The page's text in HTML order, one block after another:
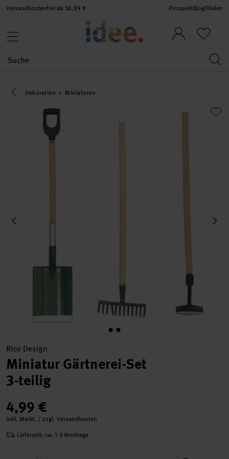
Versandkostenfrei ab 34,99 € ProspektBlogFilialen
Eine Kategorie zurück navigieren
Dekoration Miniaturen
Rico Design
Miniatur Gärtnerei-Set
3-teilig
4,99 €
inkl. MwSt. / zzgl. Versandkosten
Lieferzeit: ca. 1-3 Werktage